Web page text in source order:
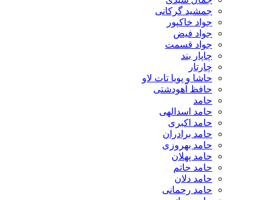
جمشید گرکانی
جواد خاکپور
جواد فیض
جواد قسمت
چاپار بند
چارتار
حاشا و پویا تات لاو
حافظ آهودشتی
حامد
حامد اسدالهی
حامد اکبری
حامد برادران
حامد بهروزی
حامد پهلان
حامد حاتم
حامد دلان
حامد رحمانی